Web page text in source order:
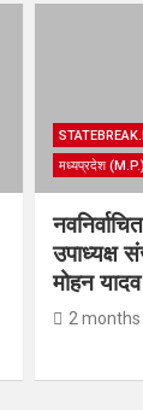
मध्यप्रदेश
उपाध्यक्ष
मोहन
2 months